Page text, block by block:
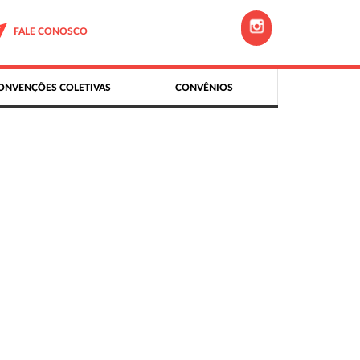
FALE CONOSCO
COLETIVAS CONVÊNIOS